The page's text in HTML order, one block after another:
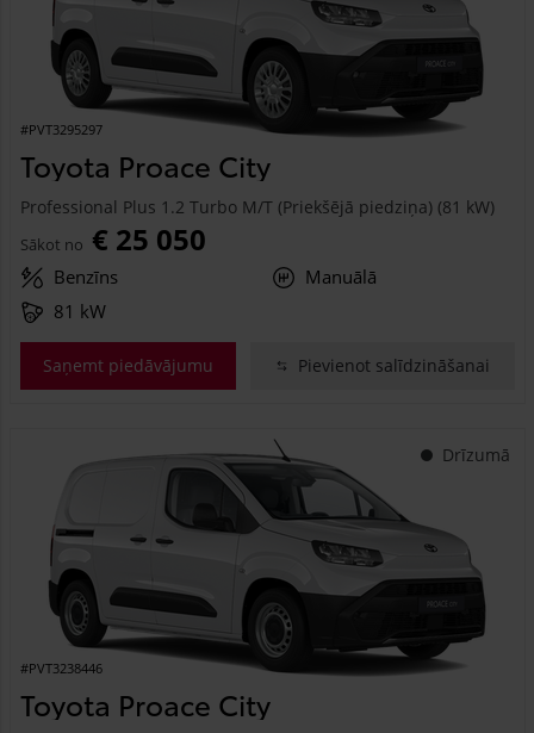
#PVT3295297
Toyota Proace City
Professional Plus 1.2 Turbo M/T (Priekšējā piedziņa) (81 kW)
Sākot no € 25 050
Benzīns
Manuālā
81 kW
Saņemt piedāvājumu Pievienot salīdzināšanai
Drīzumā
#PVT3238446
Toyota Proace City